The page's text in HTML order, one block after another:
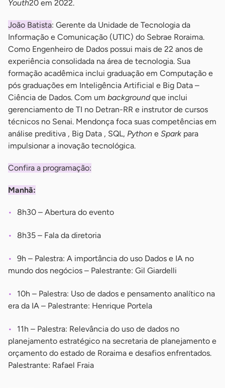
Youth20 em 2022.
João Batista: Gerente da Unidade de Tecnologia da
Informação e Comunicação (UTIC) do Sebrae Roraima.
Como Engenheiro de Dados possui mais de 22 anos de
experiência consolidada na área de tecnologia. Sua
formação acadêmica inclui graduação em Computação e
pós graduações em Inteligência Artificial e Big Data –
Ciência de Dados. Com um backgroundque inclui
gerenciamento de TI no Detran-RR e instrutor de cursos
técnicos no Senai. Mendonça foca suas competências em
análise preditiva , Big Data , SQL, Python e Spark para
impulsionar a inovação tecnológica.
Confira a programação:
Manhã:
8h30 – Abertura do evento
8h35 – Fala da diretoria
9h – Palestra: A importância do uso Dados e IA no
mundo dos negócios – Palestrante: Gil Giardelli
10h – Palestra: Uso de dados e pensamento analítico na
era da IA – Palestrante: Henrique Portela
11h – Palestra: Relevância do uso de dados no
planejamento estratégico na secretaria de planejamento e
orçamento do estado de Roraima e desafios enfrentados.
Palestrante: Rafael Fraia